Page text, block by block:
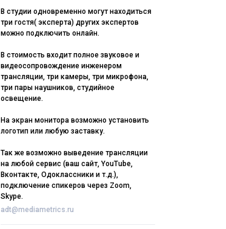
В студии одновременно могут находиться
три гостя( эксперта) других экспертов
можно подключить онлайн.
В стоимость входит полное звуковое и
видеосопровождение инженером
трансляции, три камеры, три микрофона,
три пары наушников, студийное
освещение.
На экран монитора возможно установить
логотип или любую заставку.
Так же возможно выведение трансляции
на любой сервис (ваш сайт, YouTube,
Вконтакте, Одоклассники и т.д.),
подключение спикеров через Zoom,
Skype.
adt@mediametrics.ru